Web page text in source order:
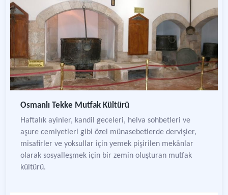
Osmanlı Tekke Mutfak Kültürü
Haftalık ayinler, kandil geceleri, helva sohbetleri ve
aşure cemiyetleri gibi özel münasebetlerde dervişler,
misafirler ve yoksullar için yemek pişirilen mekânlar
olarak sosyalleşmek için bir zemin oluşturan mutfak
kültürü.